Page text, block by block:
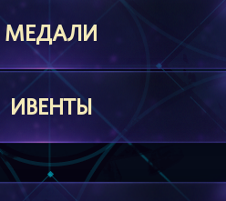
МЕДАЛИ
ИВЕНТЫ